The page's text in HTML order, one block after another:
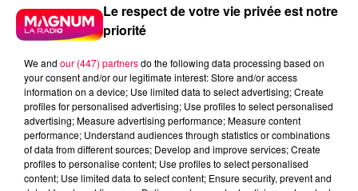
Publié : 13 février 2024 à 12h35
podcasts/2024/02/Un-jour-une-chanson-du-mardi-
13-fevrier.mp3
Le respect de votre vie privée est notre
priorité
We and our (447) partnersdo the following data processing based on
your consent and/or our legitimate interest: Store and/or access
information on a device; Use limited data to select advertising; Create
profiles for personalised advertising; Use profiles to select personalised
advertising; Measure advertising performance; Measure content
performance; Understand audiences through statistics or combinations
of data from different sources; Develop and improve services; Create
profiles to personalise content; Use profiles to select personalised
content; Use limited data to select content; Ensure security, prevent and